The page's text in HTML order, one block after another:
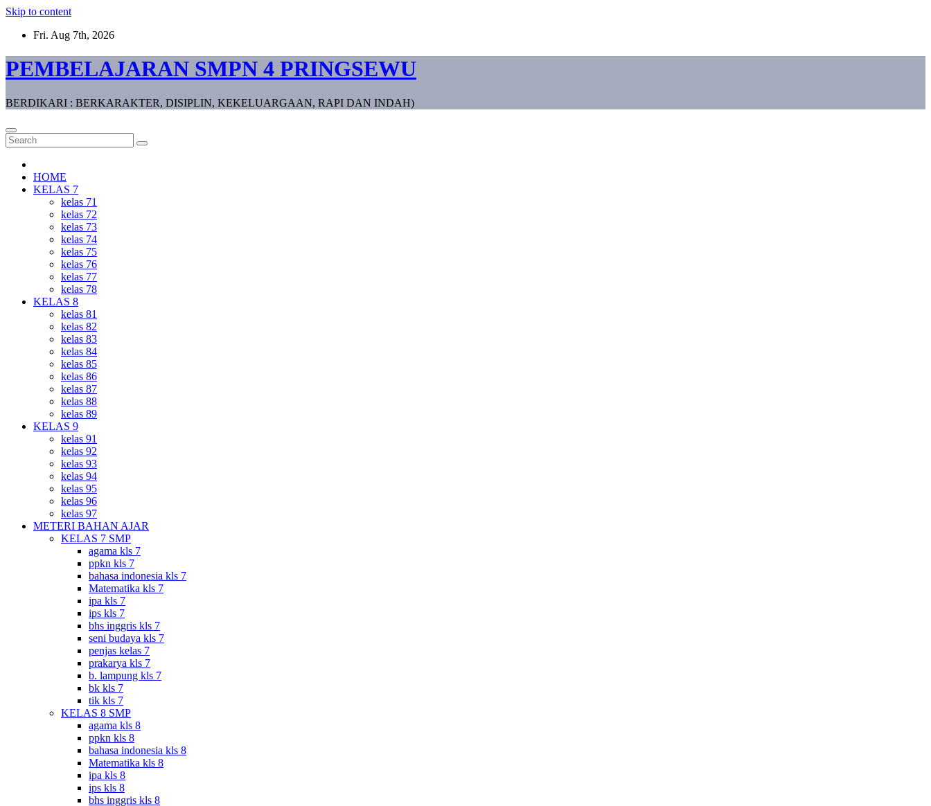
Skip to content
Fri. Aug 7th, 2026
PEMBELAJARAN SMPN 4 PRINGSEWU
BERDIKARI : BERKARAKTER, DISIPLIN, KEKELUARGAAN, RAPI DAN INDAH)
HOME
KELAS 7
kelas 71
kelas 72
kelas 73
kelas 74
kelas 75
kelas 76
kelas 77
kelas 78
KELAS 8
kelas 81
kelas 82
kelas 83
kelas 84
kelas 85
kelas 86
kelas 87
kelas 88
kelas 89
KELAS 9
kelas 91
kelas 92
kelas 93
kelas 94
kelas 95
kelas 96
kelas 97
METERI BAHAN AJAR
KELAS 7 SMP
agama kls 7
ppkn kls 7
bahasa indonesia kls 7
Matematika kls 7
ipa kls 7
ips kls 7
bhs inggris kls 7
seni budaya kls 7
penjas kelas 7
prakarya kls 7
b. lampung kls 7
bk kls 7
tik kls 7
KELAS 8 SMP
agama kls 8
ppkn kls 8
bahasa indonesia kls 8
Matematika kls 8
ipa kls 8
ips kls 8
bhs inggris kls 8